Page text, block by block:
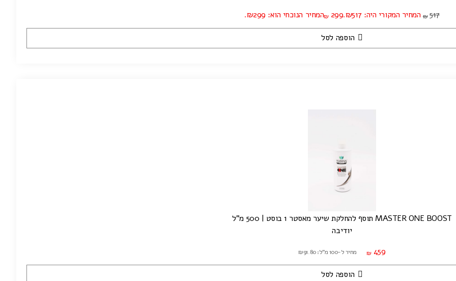
₪ 517 המחיר המקורי היה: ₪517. ₪ 299 המחיר הנוכחי הוא: ₪299.
הוספה לסל
MASTER ONE BOOST תוסף להחלקת שיער מאסטר 1 בוסט | 500 מ"ל
יודיבה
₪ 459 מחיר ל-100 מ"ל: ₪91.80
הוספה לסל